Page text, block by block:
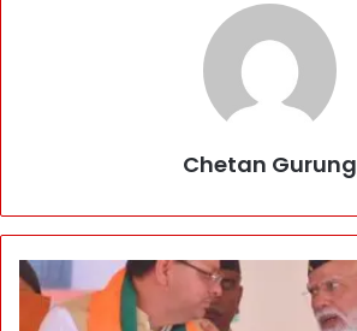
Chetan Gurung
H
a